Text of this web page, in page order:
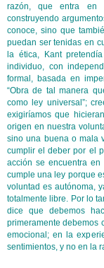
razón, que entra en
construyendo
conoce, sino que
puedan ser tenidas en
la ética, Kant
individuo, con
formal, basada en
“Obra de tal manera
como ley universal”;
exigiríamos que
origen en nuestra
sino una buena o mala
cumplir el deber por el
acción se encuentra
cumple una ley porque
voluntad es autónoma,
totalmente libre. Por lo
dice que debemos
primeramente debemos
emocional; en la
sentimientos, y no en la